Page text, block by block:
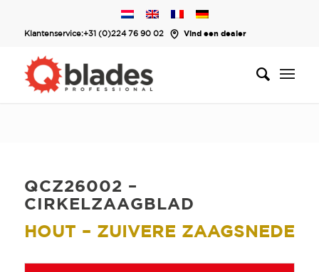
Klantenservice:+31 (0)224 76 90 02 Vind een dealer
QCZ26002 –
CIRKELZAAGBLAD
HOUT – ZUIVERE ZAAGSNEDE